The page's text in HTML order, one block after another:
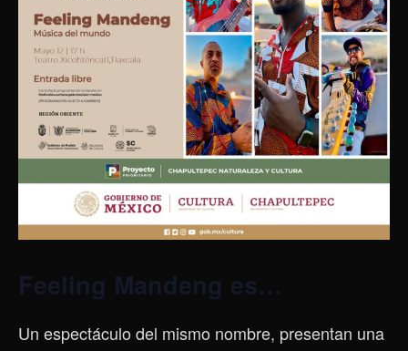
Feeling Mandeng es…
Un espectáculo del mismo nombre, presentan una